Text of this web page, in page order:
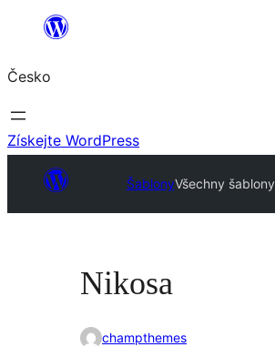
Přeskočit
obsah
Česko
Získejte WordPress
ŠablonyVšechny šablony
Nikosa
champthemes